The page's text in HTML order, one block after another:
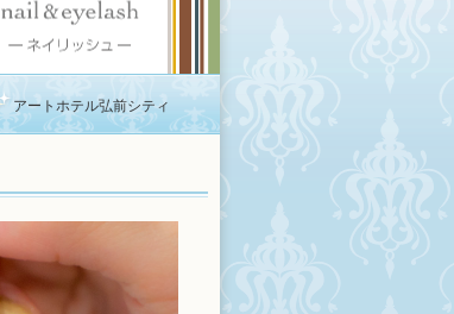
アートホテル弘前シティ